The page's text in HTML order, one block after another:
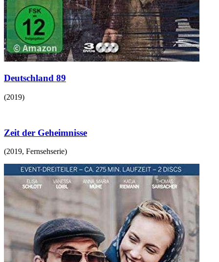
Deutschland 89
(2019)
Zeit der Geheimnisse
(2019, Fernsehserie)